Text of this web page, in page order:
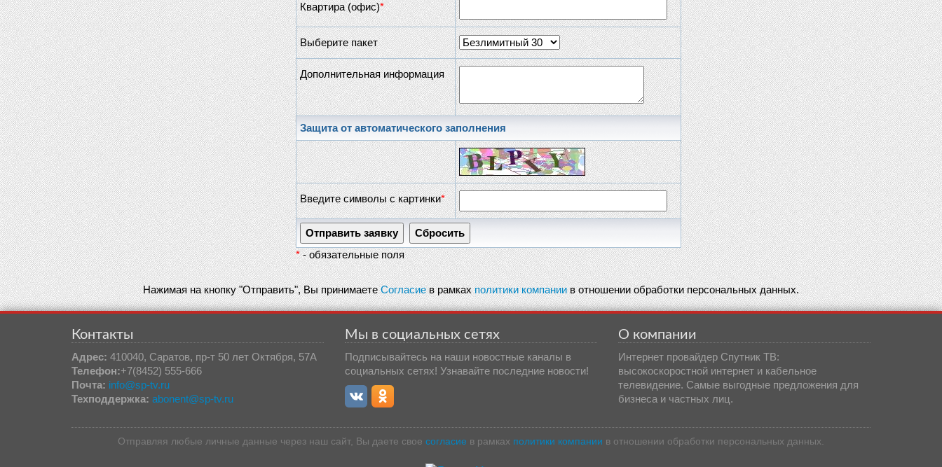
Квартира (офис)*
Выберите пакет
Дополнительная информация
Защита от автоматического заполнения
Введите символы с картинки*
*- обязательные поля
Нажимая на кнопку "Отправить", Вы принимаетеСогласиев рамкахполитики компаниив отношении обработки персональных данных.
Контакты
Адрес: 410040, Саратов, пр-т 50 лет Октября, 57А
Телефон:+7(8452) 555-666
Почта: info@sp-tv.ru
Техподдержка: abonent@sp-tv.ru
Мы в социальных сетях
Подписывайтесь на наши новостные каналы в
социальных сетях! Узнавайте последние новости!
О компании
Интернет провайдер Спутник ТВ:
высокоскоростной интернет и кабельное
телевидение. Самые выгодные предложения для
бизнеса и частных лиц.
Отправляя любые личные данные через наш сайт, Вы даете свое согласие в рамках политики компании в отношении обработки персональных данных.